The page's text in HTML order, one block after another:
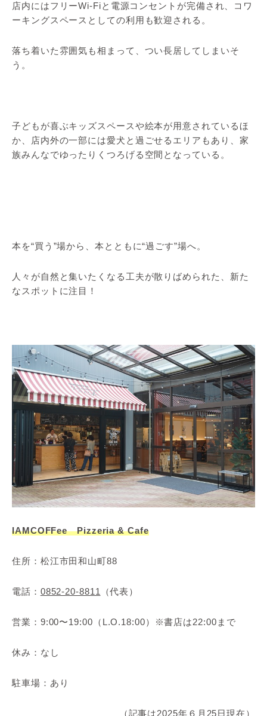
店内にはフリーWi-Fiと電源コンセントが完備され、コワ
ーキングスペースとしての利用も歓迎される。
落ち着いた雰囲気も相まって、つい長居してしまいそ
う。
子どもが喜ぶキッズスペースや絵本が用意されているほ
か、店内外の一部には愛犬と過ごせるエリアもあり、家
族みんなでゆったりくつろげる空間となっている。
本を“買う”場から、本とともに“過ごす”場へ。
人々が自然と集いたくなる工夫が散りばめられた、新た
なスポットに注目！
IAMCOFFee Pizzeria & Cafe
住所：松江市田和山町88
電話： 0852-20-8811 （代表）
営業：9:00〜19:00（L.O.18:00）※書店は22:00まで
休み：なし
駐車場：あり
（記事は2025年６月25日現在）